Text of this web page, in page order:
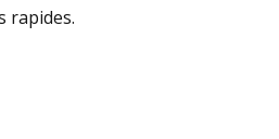
rapides.